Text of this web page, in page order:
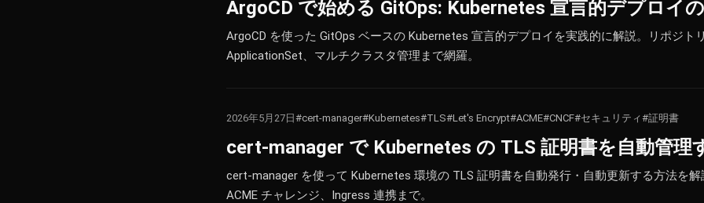
ArgoCD で始める GitOps: Kubernetes 宣言的デプロイ
ArgoCD を使った GitOps ベースの Kubernetes 宣言的デプロイを実践的に解説。リポジト
ApplicationSet、マルチクラスタ管理まで網羅。
2026年5月27日 #cert-manager#Kubernetes#TLS#Let's Encrypt#ACME#CNCF#セキュリティ#証明書
cert-manager で Kubernetes の TLS 証明書を自動管理
cert-manager を使って Kubernetes 環境の TLS 証明書を自動発行・自動更新する方法を
ACME チャレンジ、Ingress 連携まで。